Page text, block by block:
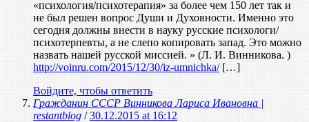
«психология/психотерапия» за более чем 150 лет так и
не был решен вопрос Души и Духовности. Именно это
сегодня должны внести в науку русские психологи/
психотерпевты, а не слепо копировать запад. Это можно
назвать нашей русской миссией. » (Л. И. Винникова. )
http://voinru.com/2015/12/30/iz-umnichka/[…]
Войдите, чтобы ответить
Гражданин СССР Винникова Лариса Ивановна |
restantblog /30.12.2015 at 16:12